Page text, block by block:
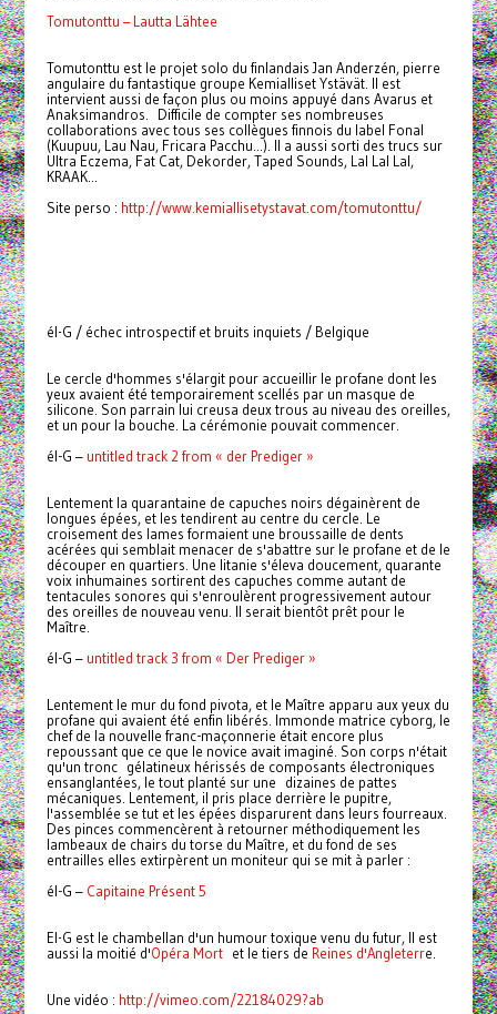
Tomutonttu – Lautta Lähtee
Tomutonttu est le projet solo du finlandais Jan Anderzén, pierre
angulaire du fantastique groupe Kemialliset Ystävät. Il est
intervient aussi de façon plus ou moins appuyé dans Avarus et
Anaksimandros. Difficile de compter ses nombreuses
collaborations avec tous ses collègues finnois du label Fonal
(Kuupuu, Lau Nau, Fricara Pacchu...). Il a aussi sorti des trucs sur
Ultra Eczema, Fat Cat, Dekorder, Taped Sounds, Lal Lal Lal,
KRAAK...
Site perso : http://www.kemiallisetystavat.com/tomutonttu/
él-G / échec introspectif et bruits inquiets / Belgique
Le cercle d'hommes s'élargit pour accueillir le profane dont les
yeux avaient été temporairement scellés par un masque de
silicone. Son parrain lui creusa deux trous au niveau des oreilles,
et un pour la bouche. La cérémonie pouvait commencer.
él-G – untitled track 2 from « der Prediger »
Lentement la quarantaine de capuches noirs dégainèrent de
longues épées, et les tendirent au centre du cercle. Le
croisement des lames formaient une broussaille de dents
acérées qui semblait menacer de s'abattre sur le profane et de le
découper en quartiers. Une litanie s'éleva doucement, quarante
voix inhumaines sortirent des capuches comme autant de
tentacules sonores qui s'enroulèrent progressivement autour
des oreilles de nouveau venu. Il serait bientôt prêt pour le
Maître.
él-G – untitled track 3 from « Der Prediger »
Lentement le mur du fond pivota, et le Maître apparu aux yeux du
profane qui avaient été enfin libérés. Immonde matrice cyborg, le
chef de la nouvelle franc-maçonnerie était encore plus
repoussant que ce que le novice avait imaginé. Son corps n'était
qu'un tronc gélatineux hérissés de composants électroniques
ensanglantées, le tout planté sur une dizaines de pattes
mécaniques. Lentement, il pris place derrière le pupitre,
l'assemblée se tut et les épées disparurent dans leurs fourreaux.
Des pinces commencèrent à retourner méthodiquement les
lambeaux de chairs du torse du Maître, et du fond de ses
entrailles elles extirpèrent un moniteur qui se mit à parler :
él-G – Capitaine Présent 5
El-G est le chambellan d'un humour toxique venu du futur, Il est
aussi la moitié d'Opéra Mortet le tiers de Reines d'Angleterre.
Une vidéo : http://vimeo.com/22184029?ab